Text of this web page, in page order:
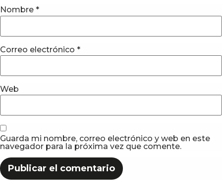
Nombre *
Correo electrónico *
Web
Guarda mi nombre, correo electrónico y web en este
navegador para la próxima vez que comente.